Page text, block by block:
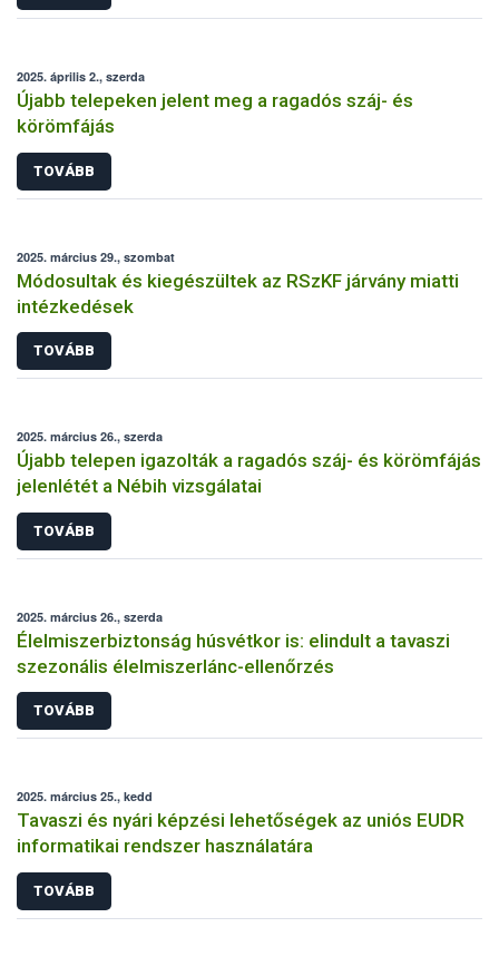
2025. április 2., szerda
Újabb telepeken jelent meg a ragadós száj- és
körömfájás
TOVÁBB
2025. március 29., szombat
Módosultak és kiegészültek az RSzKF járvány miatti
intézkedések
TOVÁBB
2025. március 26., szerda
Újabb telepen igazolták a ragadós száj- és körömfájás
jelenlétét a Nébih vizsgálatai
TOVÁBB
2025. március 26., szerda
Élelmiszerbiztonság húsvétkor is: elindult a tavaszi
szezonális élelmiszerlánc-ellenőrzés
TOVÁBB
2025. március 25., kedd
Tavaszi és nyári képzési lehetőségek az uniós EUDR
informatikai rendszer használatára
TOVÁBB